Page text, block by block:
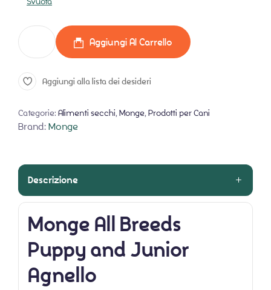
Aggiungi Al Carrello
Aggiungi alla lista dei desideri
Categorie: Alimenti secchi, Monge, Prodotti per Cani
Brand:Monge
Descrizione
Monge All Breeds
Puppy and Junior
Agnello